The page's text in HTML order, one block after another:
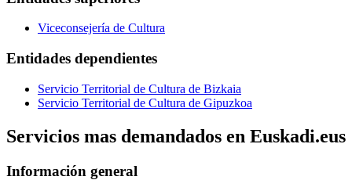
Viceconsejería de Cultura
Entidades dependientes
Servicio Territorial de Cultura de Bizkaia
Servicio Territorial de Cultura de Gipuzkoa
Servicios mas demandados en Euskadi.eus
Información general